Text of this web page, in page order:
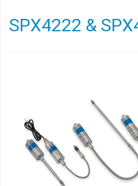
SPX4222 &